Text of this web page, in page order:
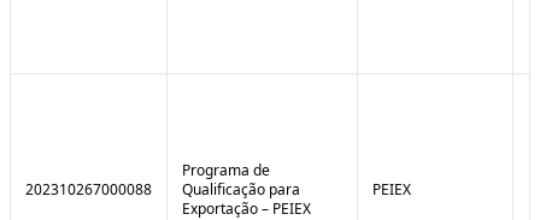
202310267000088
Programa de
Qualificação para
Exportação – PEIEX
PEIEX